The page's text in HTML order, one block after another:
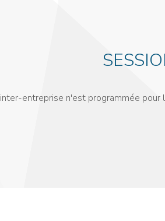
entreprise n'est programmée